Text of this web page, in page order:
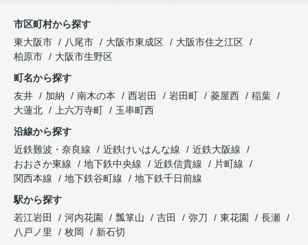
市区町村から探す
東大阪市
八尾市 大阪市東成区
大阪市住之江区
柏原市
大阪市生野区
町名から探す
友井
加納 南木の本 西岩田 岩田町 菱屋西
稲葉
大蓮北
上六万寺町
玉串町西
沿線から探す
近鉄難波・奈良線
近鉄けいはんな線
近鉄大阪線
おおさか東線
地下鉄中央線 近鉄信貴線
片町線
関西本線
地下鉄谷町線
地下鉄千日前線
駅から探す
若江岩田
河内花園 瓢箪山 吉田 弥刀 東花園
長瀬
八戸ノ里
枚岡 新石切